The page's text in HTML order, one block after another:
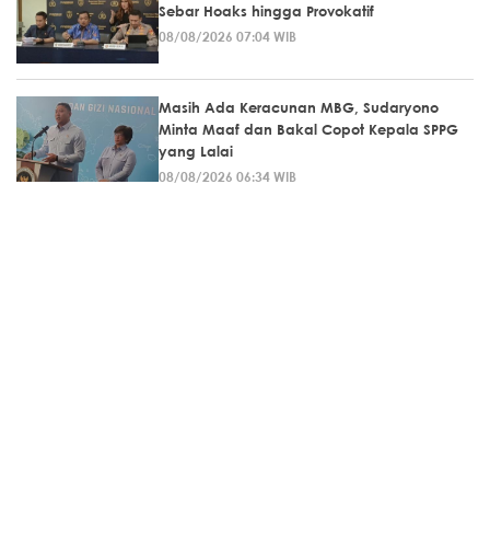
Sebar Hoaks hingga Provokatif
08/08/2026 07:04 WIB
Masih Ada Keracunan MBG, Sudaryono
Minta Maaf dan Bakal Copot Kepala SPPG
yang Lalai
08/08/2026 06:34 WIB